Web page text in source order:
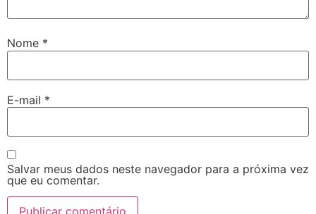
Nome *
E-mail *
Salvar meus dados neste navegador para a próxima vez
que eu comentar.